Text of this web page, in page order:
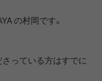
の村岡です。
っている方はすでに